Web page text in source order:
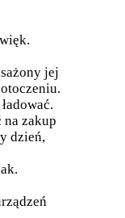
jej
na zakup
dzień,